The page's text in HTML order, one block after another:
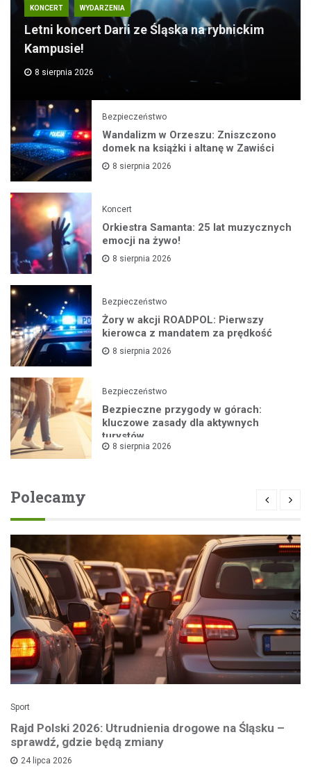
KONCERT WYDARZENIA
Letni koncert Darii ze Śląska na rybnickim
Kampusie!
8 sierpnia 2026
Bezpieczeństwo
Wandalizm w Orzeszu: Zniszczono
domek na książki i altanę w Zawiści
8 sierpnia 2026
Koncert
Orkiestra Samanta: 25 lat muzycznych
emocji na żywo!
8 sierpnia 2026
Bezpieczeństwo
Żory w akcji ROADPOL: Pierwszy
kierowca z mandatem za prędkość
8 sierpnia 2026
Bezpieczeństwo
Bezpieczne przygody w górach:
kluczowe zasady dla aktywnych
turystów
8 sierpnia 2026
Polecamy
Sport
Rajd Polski 2026: Utrudnienia drogowe na Śląsku –
sprawdź, gdzie będą zmiany
24 lipca 2026